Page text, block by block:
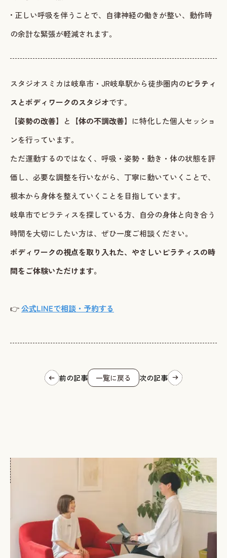
• 正しい呼吸を伴うことで、自律神経の働きが整い、動作時
の余計な緊張が軽減されます。
スタジオスミカは岐阜市・JR岐阜駅から徒歩圏内のピラティ
スとボディワークのスタジオです。
【姿勢の改善】と【体の不調改善】に特化した個人セッショ
ンを行っています。
ただ運動するのではなく、呼吸・姿勢・動き・体の状態を評
価し、必要な調整を行いながら、丁寧に動いていくことで、
根本から身体を整えていくことを目指しています。
岐阜市でピラティスを探している方、自分の身体と向き合う
時間を大切にしたい方は、ぜひ一度ご相談ください。
ボディワークの視点を取り入れた、やさしいピラティスの時
間をご体験いただけます。
👉公式LINEで相談・予約する
前の記事 一覧に戻る 次の記事